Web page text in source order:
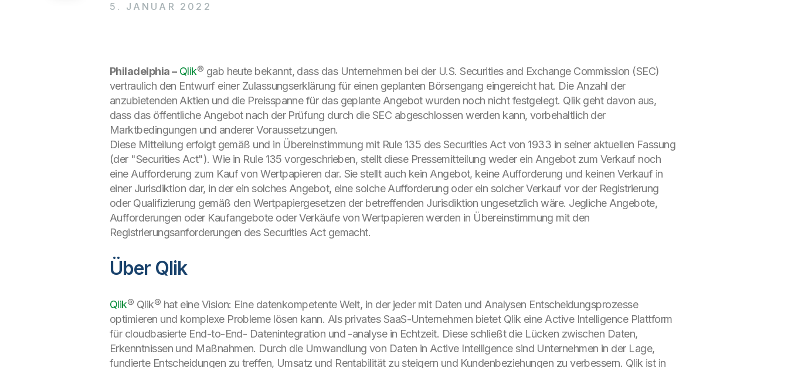
5. JANUAR 2022
Philadelphia – Qlik® gab heute bekannt, dass das Unternehmen bei der U.S. Securities and Exchange Commission (SEC)
vertraulich den Entwurf einer Zulassungserklärung für einen geplanten Börsengang eingereicht hat. Die Anzahl der
anzubietenden Aktien und die Preisspanne für das geplante Angebot wurden noch nicht festgelegt. Qlik geht davon aus,
dass das öffentliche Angebot nach der Prüfung durch die SEC abgeschlossen werden kann, vorbehaltlich der
Marktbedingungen und anderer Voraussetzungen.
Diese Mitteilung erfolgt gemäß und in Übereinstimmung mit Rule 135 des Securities Act von 1933 in seiner aktuellen Fassung
(der "Securities Act"). Wie in Rule 135 vorgeschrieben, stellt diese Pressemitteilung weder ein Angebot zum Verkauf noch
eine Aufforderung zum Kauf von Wertpapieren dar. Sie stellt auch kein Angebot, keine Aufforderung und keinen Verkauf in
einer Jurisdiktion dar, in der ein solches Angebot, eine solche Aufforderung oder ein solcher Verkauf vor der Registrierung
oder Qualifizierung gemäß den Wertpapiergesetzen der betreffenden Jurisdiktion ungesetzlich wäre. Jegliche Angebote,
Aufforderungen oder Kaufangebote oder Verkäufe von Wertpapieren werden in Übereinstimmung mit den
Registrierungsanforderungen des Securities Act gemacht.
Über Qlik
Qlik® Qlik® hat eine Vision: Eine datenkompetente Welt, in der jeder mit Daten und Analysen Entscheidungsprozesse
optimieren und komplexe Probleme lösen kann. Als privates SaaS-Unternehmen bietet Qlik eine Active Intelligence Plattform
für cloudbasierte End-to-End- Datenintegration und -analyse in Echtzeit. Diese schließt die Lücken zwischen Daten,
Erkenntnissen und Maßnahmen. Durch die Umwandlung von Daten in Active Intelligence sind Unternehmen in der Lage,
fundierte Entscheidungen zu treffen, Umsatz und Rentabilität zu steigern und Kundenbeziehungen zu verbessern. Qlik ist in